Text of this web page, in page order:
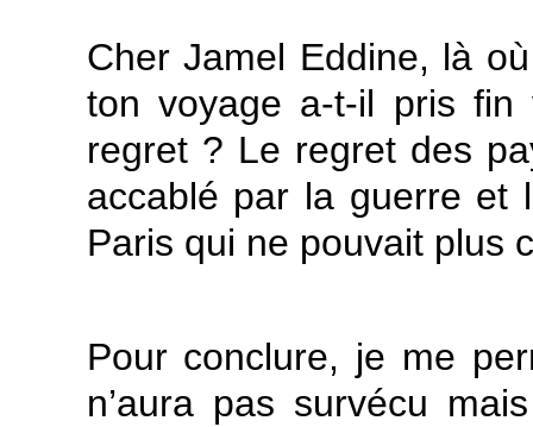
Cher Jamel Eddine, là
ton voyage a-t-il pris
regret ? Le regret des
accablé par la guerre et
Paris qui ne pouvait plus
Pour conclure, je me
n’aura pas survécu